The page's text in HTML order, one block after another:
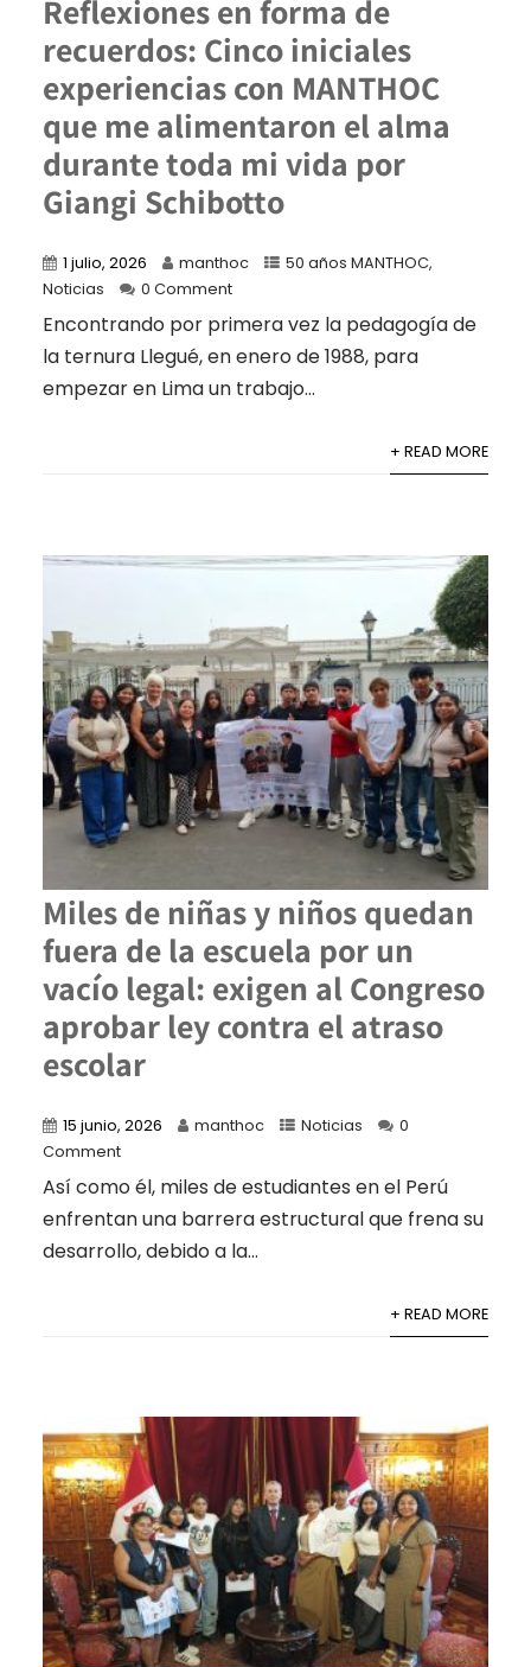
Reflexiones en forma de
recuerdos: Cinco iniciales
experiencias con MANTHOC
que me alimentaron el alma
durante toda mi vida por
Giangi Schibotto
1 julio, 2026 manthoc 50 años MANTHOC,
Noticias
0 Comment
Encontrando por primera vez la pedagogía de
la ternura Llegué, en enero de 1988, para
empezar en Lima un trabajo...
+ READ MORE
Miles de niñas y niños quedan
fuera de la escuela por un
vacío legal: exigen al Congreso
aprobar ley contra el atraso
escolar
15 junio, 2026 manthoc Noticias
0
Comment
Así como él, miles de estudiantes en el Perú
enfrentan una barrera estructural que frena su
desarrollo, debido a la...
+ READ MORE